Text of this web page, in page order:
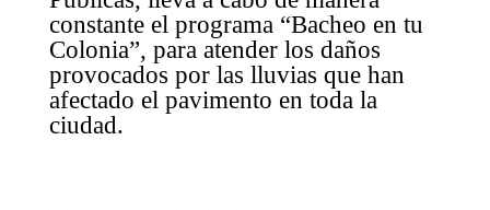
constante el programa “Bacheo en tu
Colonia”, para atender los daños
provocados por las lluvias que han
afectado el pavimento en toda la
ciudad.